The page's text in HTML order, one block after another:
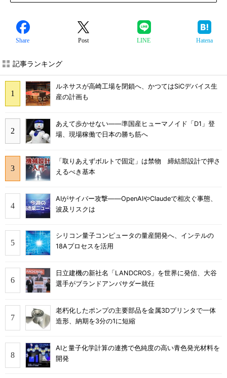
Share Post LINE Hatena
記事ランキング
ルネサスが高崎工場を閉鎖へ、かつてはSiCデバイス生
産の計画も
あえて歩かせない――準国産ヒューマノイド「D1」登
場、現場稼働で日本の勝ち筋へ
「取りあえずボルトで固定」は禁物 締結部設計で押さ
えるべき基本
AIがサイバー攻撃――OpenAIやClaudeで相次ぐ事態、
波及リスクは
シリコン量子コンピュータの量産開発へ、インテルの
18Aプロセスを活用
日立建機の新社名「LANDCROS」を世界に発信、大谷
選手がブランドアンバサダー就任
老朽化したポンプの主要部品を金属3Dプリンタで一体
造形、納期を3分の1に短縮
AIと量子化学計算の連携で色純度の高い青色発光材料を
開発